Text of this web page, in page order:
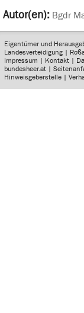
Autor(en): Bgdr
Eigentümer und
Landesverteidigung |
Impressum | Kontakt |
bundesheer.at |
Hinweisgeberstelle |